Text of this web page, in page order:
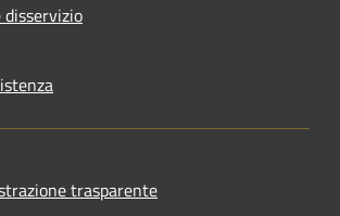
disservizio
trasparente